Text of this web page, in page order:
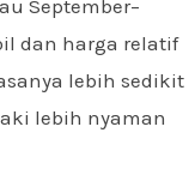
September–
dan harga relatif
lebih sedikit
lebih nyaman